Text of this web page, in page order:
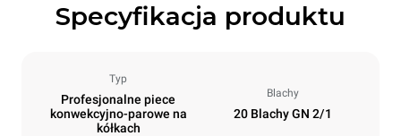
Specyfikacja produktu
Typ
Profesjonalne piece
konwekcyjno-parowe na
kółkach
Blachy
20 Blachy GN 2/1